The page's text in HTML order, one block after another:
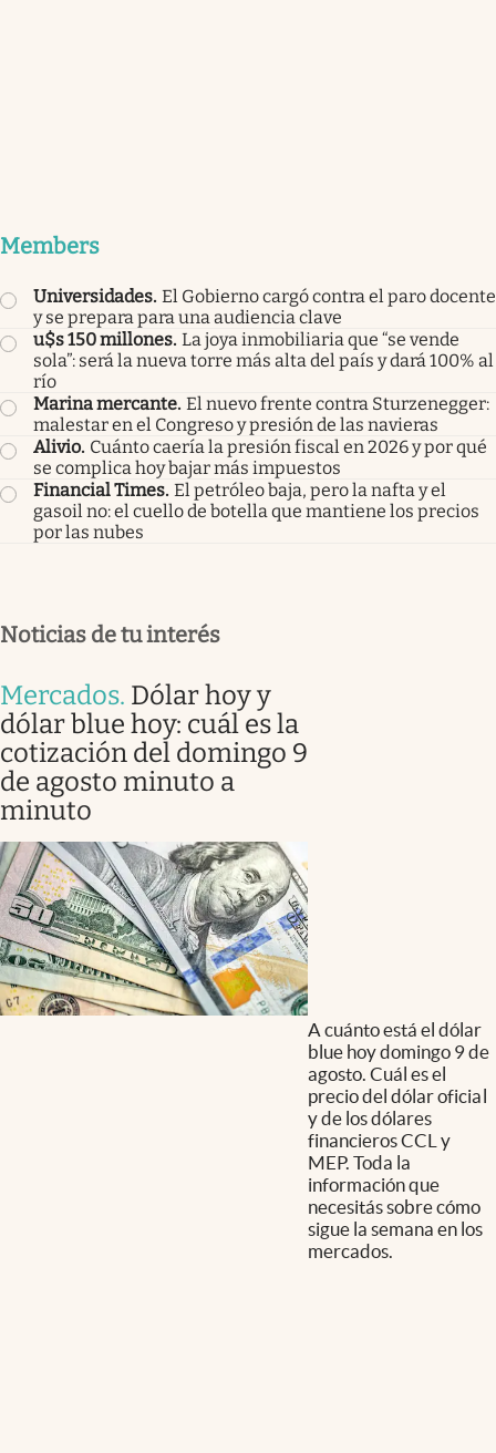
Members
Universidades. El Gobierno cargó contra el paro docente
y se prepara para una audiencia clave
u$s 150 millones. La joya inmobiliaria que “se vende
sola”: será la nueva torre más alta del país y dará 100% al
río
Marina mercante. El nuevo frente contra Sturzenegger:
malestar en el Congreso y presión de las navieras
Alivio. Cuánto caería la presión fiscal en 2026 y por qué
se complica hoy bajar más impuestos
Financial Times. El petróleo baja, pero la nafta y el
gasoil no: el cuello de botella que mantiene los precios
por las nubes
Noticias de tu interés
Mercados. Dólar hoy y
dólar blue hoy: cuál es la
cotización del domingo 9
de agosto minuto a
minuto
A cuánto está el dólar
blue hoy domingo 9 de
agosto. Cuál es el
precio del dólar oficial
y de los dólares
financieros CCL y
MEP. Toda la
información que
necesitás sobre cómo
sigue la semana en los
mercados.